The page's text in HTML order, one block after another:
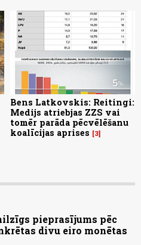
Bens Latkovskis: Reitingi:
Medijs atriebjas ZZS vai
tomēr parāda pēcvēlēšanu
koalīcijas aprises
3
pieprasījums pēc
divu eiro monētas